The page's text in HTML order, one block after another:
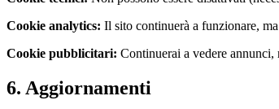
Cookie analytics: Il sito continuerà a funzionare,
Cookie pubblicitari: Continuerai a vedere annunci,
6. Aggiornamenti